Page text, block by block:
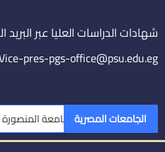
شهادات الدراسات العليا عبر البريد
pres-pgs-office@psu.edu.eg
الجامعات المصريةجامعة المنصورة